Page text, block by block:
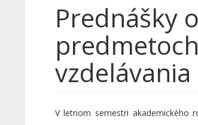
Prednášky
V letnom semestri akademického